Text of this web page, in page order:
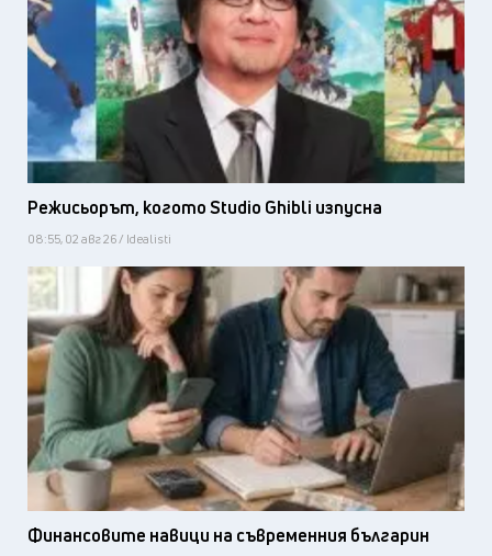
Режисьорът, когото Studio Ghibli изпусна
08:55, 02 авг 26 / Idealisti
Финансовите навици на съвременния българин